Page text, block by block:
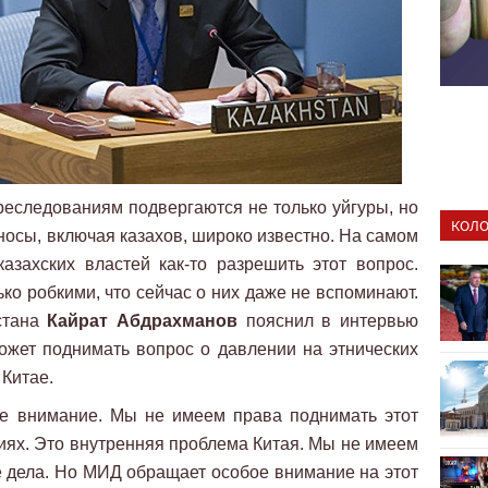
подвергаются не только уйгуры, но
включая казахов, широко известно. На самом
властей как-то разрешить этот вопрос.
робкими, что сейчас о них даже не вспоминают.
Кайрат Абдрахманов пояснил в интервью
поднимать вопрос о давлении на этнических
внимание. Мы не имеем права поднимать этот
Это внутренняя проблема Китая. Мы не имеем
дела. Но МИД обращает особое внимание на этот